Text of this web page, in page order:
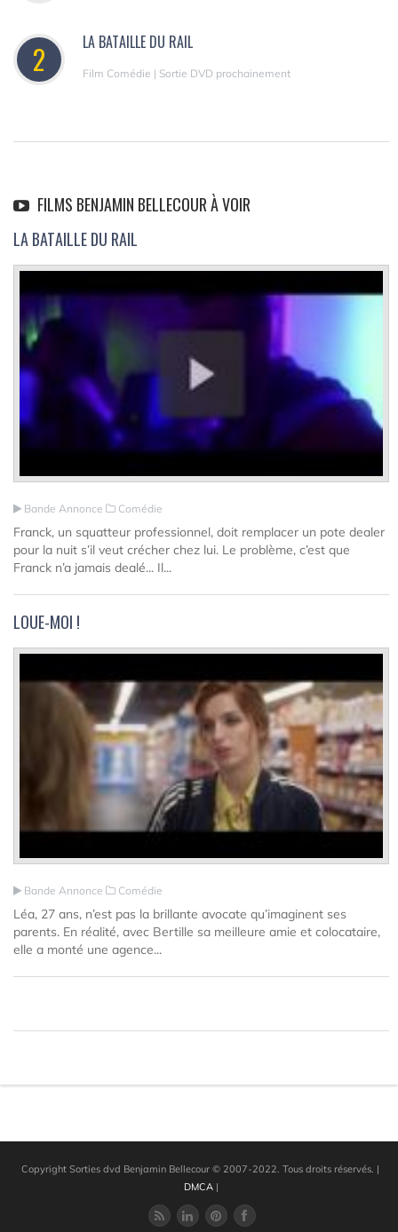
2 LA BATAILLE DU RAIL
Film Comédie | Sortie DVD prochainement
FILMS BENJAMIN BELLECOUR À VOIR
LA BATAILLE DU RAIL
Bande Annonce Comédie
Franck, un squatteur professionnel, doit remplacer un pote dealer
pour la nuit s’il veut crécher chez lui. Le problème, c’est que
Franck n’a jamais dealé... Il...
LOUE-MOI !
Bande Annonce Comédie
Léa, 27 ans, n’est pas la brillante avocate qu’imaginent ses
parents. En réalité, avec Bertille sa meilleure amie et colocataire,
elle a monté une agence...
Copyright Sorties dvd Benjamin Bellecour © 2007-2022. Tous droits réservés. |
DMCA |